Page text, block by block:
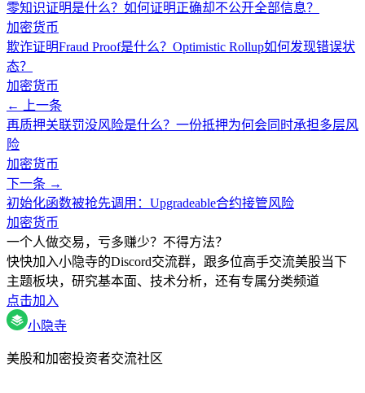
零知识证明是什么？如何证明正确却不公开全部信息？
加密货币
欺诈证明Fraud Proof是什么？Optimistic Rollup如何发现错误状
态？
加密货币
← 上一条
再质押关联罚没风险是什么？一份抵押为何会同时承担多层风
险
加密货币
下一条 →
初始化函数被抢先调用：Upgradeable合约接管风险
加密货币
一个人做交易，亏多赚少？不得方法？
快快加入小隐寺的Discord交流群，跟多位高手交流美股当下
主题板块，研究基本面、技术分析，还有专属分类频道
点击加入
小隐寺
美股和加密投资者交流社区